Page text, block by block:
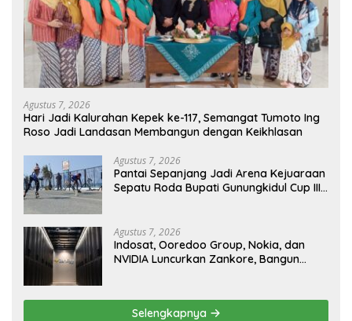
Agustus 7, 2026
Hari Jadi Kalurahan Kepek ke-117, Semangat Tumoto Ing
Roso Jadi Landasan Membangun dengan Keikhlasan
Agustus 7, 2026
Pantai Sepanjang Jadi Arena Kejuaraan
Sepatu Roda Bupati Gunungkidul Cup III
Agustus 7, 2026
Indosat, Ooredoo Group, Nokia, dan
NVIDIA Luncurkan Zankore, Bangun
Selengkapnya